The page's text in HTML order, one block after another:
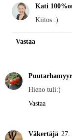
Kati
Kiitos :)
Vastaa
Hieno tuli:)
Vastaa
Väkertäjä 27.